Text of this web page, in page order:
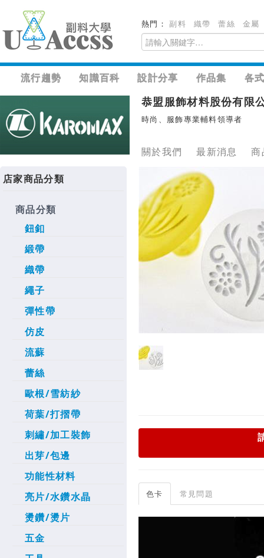
熱門：副料 織帶 蕾絲 金屬
流行趨勢 知識百科 設計分享 作品集 各
恭盟服飾材料股份有限
時尚、服飾專業輔料領導者
關於我們 最新消息 商
店家商品分類
商品分類
鈕釦
緞帶
織帶
繩子
彈性帶
仿皮
流蘇
蕾絲
歐根/雪紡紗
荷葉/打摺帶
刺繡/加工裝飾
出芽/包邊
功能性材料
亮片/水鑽水晶
燙鑽/燙片
五金
色卡 常見問題